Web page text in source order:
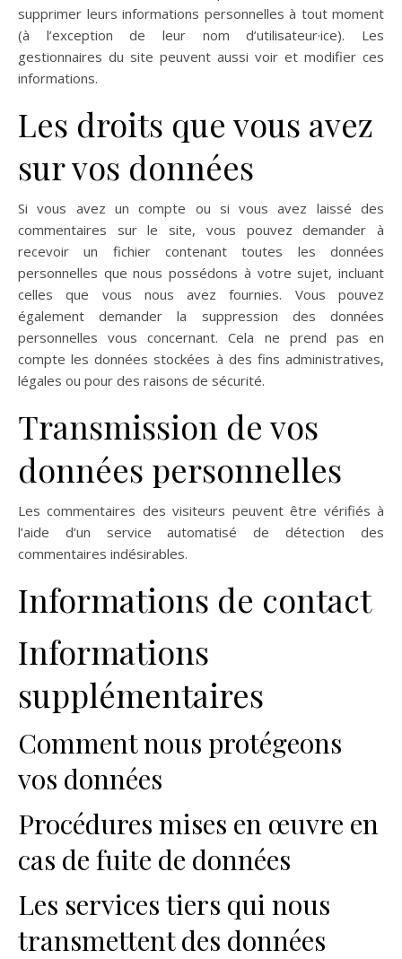
supprimer leurs informations personnelles à tout moment
(à l’exception de leur nom d’utilisateur·ice). Les
gestionnaires du site peuvent aussi voir et modifier ces
informations.
Les droits que vous avez
sur vos données
Si vous avez un compte ou si vous avez laissé des
commentaires sur le site, vous pouvez demander à
recevoir un fichier contenant toutes les données
personnelles que nous possédons à votre sujet, incluant
celles que vous nous avez fournies. Vous pouvez
également demander la suppression des données
personnelles vous concernant. Cela ne prend pas en
compte les données stockées à des fins administratives,
légales ou pour des raisons de sécurité.
Transmission de vos
données personnelles
Les commentaires des visiteurs peuvent être vérifiés à
l’aide d’un service automatisé de détection des
commentaires indésirables.
Informations de contact
Informations
supplémentaires
Comment nous protégeons
vos données
Procédures mises en œuvre en
cas de fuite de données
Les services tiers qui nous
transmettent des données